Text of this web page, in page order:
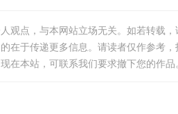
观点，与本网站立场无关。如若转载
在于传递更多信息。请读者仅作参考
在本站，可联系我们要求撤下您的作